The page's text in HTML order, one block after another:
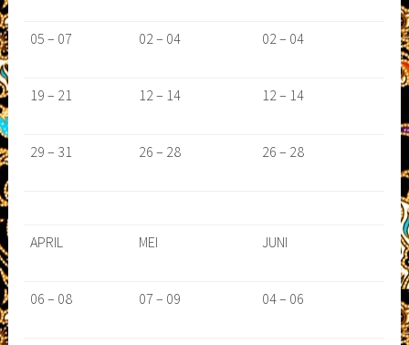
05 – 07 02 – 04 02 – 04
19 – 21 12 – 14 12 – 14
29 – 31 26 – 28 26 – 28
APRIL MEI JUNI
06 – 08 07 – 09 04 – 06